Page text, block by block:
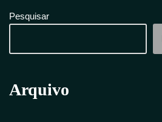
Pesquisar
Arquivo